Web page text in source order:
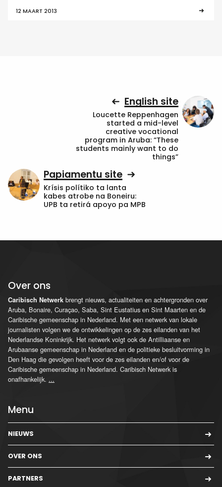
12 MAART 2013
English site
Loucette Reppenhagen
started a mid-level
creative vocational
program in Aruba: “These
students mainly want to do
things”
Papiamentu site
Krísis polítiko ta lanta
kabes atrobe na Boneiru:
UPB ta retirá apoyo pa MPB
Over ons
Caribisch Netwerk brengt nieuws, actualiteiten en achtergronden over
Aruba, Bonaire, Curaçao, Saba, Sint Eustatius en Sint Maarten en de
Caribische gemeenschap in Nederland. Met een netwerk van lokale
journalisten volgen we de ontwikkelingen op de zes eilanden van het
Nederlandse Koninkrijk. Het netwerk volgt ook de Antilliaanse en
Arubaanse gemeenschap in Nederland en de politieke besluitvorming in
Den Haag die gevolgen heeft voor de zes eilanden en/of voor de
Caribische gemeenschap in Nederland. Caribisch Netwerk is
onafhankelijk. ...
Menu
NIEUWS
OVER ONS
PARTNERS